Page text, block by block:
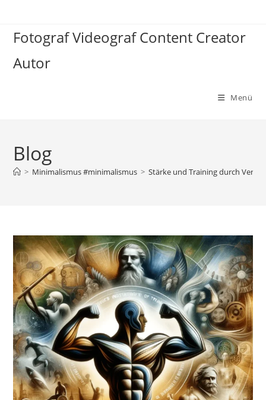
springen
Fotograf Videograf Content Creator
Autor
Menü
Blog
> Minimalismus #minimalismus > Stärke und Training durch